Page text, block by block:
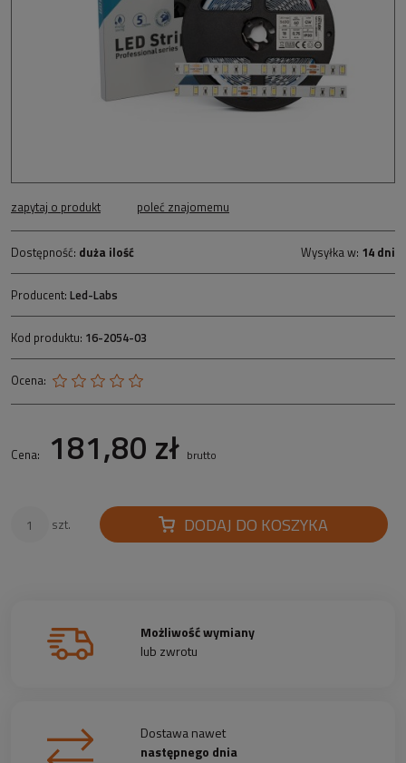
zapytaj o produkt poleć znajomemu
Dostępność: duża ilość Wysyłka w: 14 dni
Producent: Led-Labs
Kod produktu: 16-2054-03
Ocena:
Cena: 181,80 zł brutto
szt. DODAJ DO KOSZYKA
Możliwość wymiany
lub zwrotu
Dostawa nawet
następnego dnia